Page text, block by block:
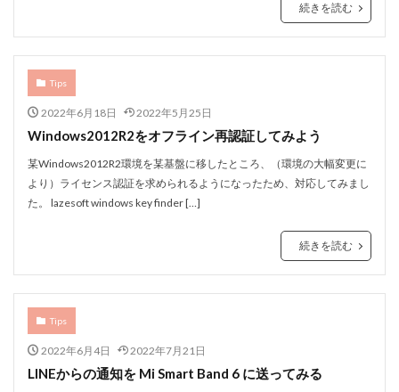
続きを読む
Tips
2022年6月18日 2022年5月25日
Windows2012R2をオフライン再認証してみよう
某Windows2012R2環境を某基盤に移したところ、（環境の大幅変更に
より）ライセンス認証を求められるようになったため、対応してみまし
た。 lazesoft windows key finder […]
続きを読む
Tips
2022年6月4日 2022年7月21日
LINEからの通知を Mi Smart Band 6 に送ってみる